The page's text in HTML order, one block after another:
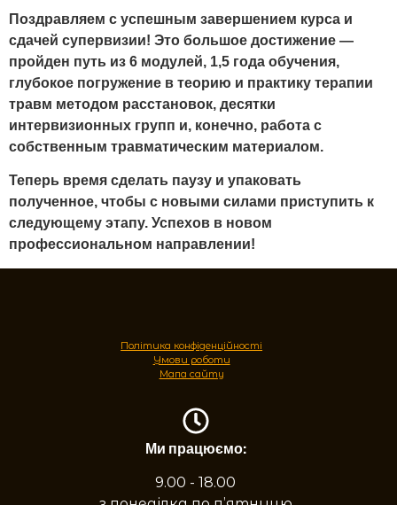
Поздравляем с успешным завершением курса и
сдачей супервизии! Это большое достижение —
пройден путь из 6 модулей, 1,5 года обучения,
глубокое погружение в теорию и практику терапии
травм методом расстановок, десятки
интервизионных групп и, конечно, работа с
собственным травматическим материалом.
Теперь время сделать паузу и упаковать
полученное, чтобы с новыми силами приступить к
следующему этапу. Успехов в новом
профессиональном направлении!
Політика конфіденційності
Умови роботи
Мапа сайту
Ми працюємо:
9.00 - 18.00